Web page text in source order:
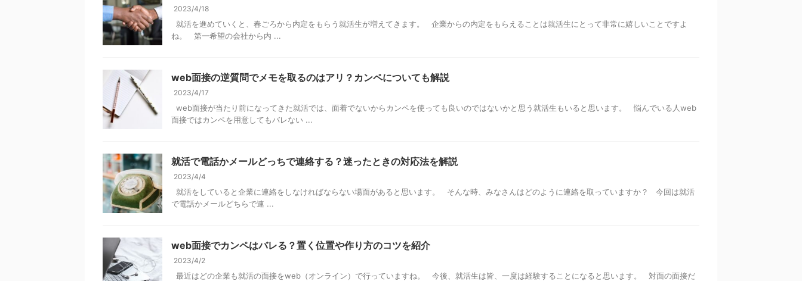
2023/4/18
就活を進めていくと、春ごろから内定をもらう就活生が増えてきます。 企業からの内定をもらえることは就活生にとって非常に嬉しいことですよ
ね。 第一希望の会社から内 ...
web面接の逆質問でメモを取るのはアリ？カンペについても解説
2023/4/17
web面接が当たり前になってきた就活では、面着でないからカンペを使っても良いのではないかと思う就活生もいると思います。 悩んでいる人web
面接ではカンペを用意してもバレない ...
就活で電話かメールどっちで連絡する？迷ったときの対応法を解説
2023/4/4
就活をしていると企業に連絡をしなければならない場面があると思います。 そんな時、みなさんはどのように連絡を取っていますか？ 今回は就活
で電話かメールどちらで連 ...
web面接でカンペはバレる？置く位置や作り方のコツを紹介
2023/4/2
最近はどの企業も就活の面接をweb（オンライン）で行っていますね。 今後、就活生は皆、一度は経験することになると思います。 対面の面接だ